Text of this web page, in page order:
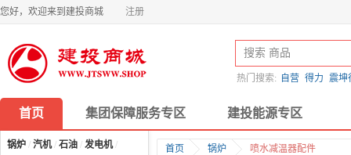
您好，欢迎来到建投商城 注册
热门搜索: 自营 得力 震坤
首页 集团保障服务专区 建投能源专区
锅炉 / 汽机/ 石油 / 发电机/ 首页 锅炉 喷水减温器配件